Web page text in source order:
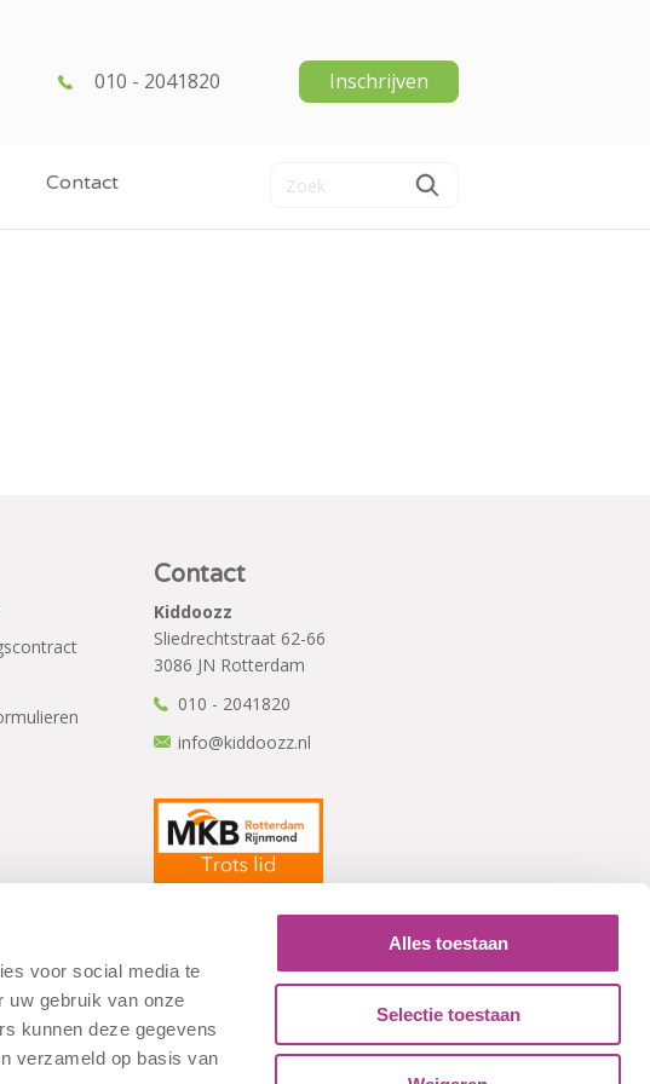
voor social media te
uw gebruik van onze
kunnen deze gegevens
verzameld op basis van
Alles toestaan
Selectie toestaan
010 - 2041820 Inschrijven
Contact
Contact
Kiddoozz
Sliedrechtstraat 62-66
3086 JN Rotterdam
010 - 2041820
info@kiddoozz.nl